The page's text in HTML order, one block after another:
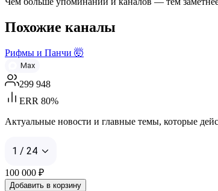
Похожие каналы
Рифмы и Панчи 🤯
Max
299 948
ERR 80%
Актуальные новости и главные темы, которые
1 / 24
100 000 ₽
Добавить в корзину